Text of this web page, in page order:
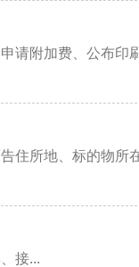
请附加费、公布印
住所地、标的物所
接...